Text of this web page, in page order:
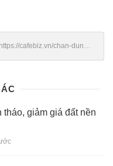
https://cafebiz.vn/chan-dung-
tháo, giảm giá đất nền